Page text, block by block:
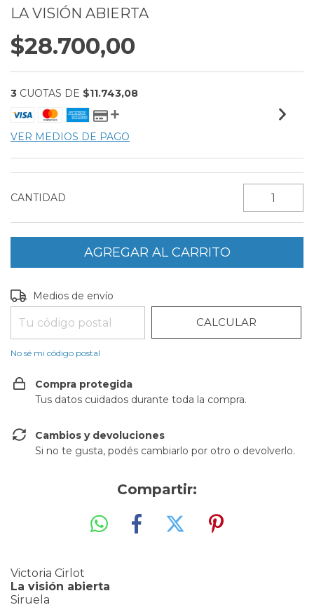
LA VISIÓN ABIERTA
$28.700,00
3 CUOTAS DE $11.743,08
VER MEDIOS DE PAGO
CANTIDAD
Entregas para el CP:
Medios de envío
CALCULAR
No sé mi código postal
Compra protegida
Tus datos cuidados durante toda la compra.
Cambios y devoluciones
Si no te gusta, podés cambiarlo por otro o devolverlo.
Compartir:
Victoria Cirlot
La visión abierta
Siruela